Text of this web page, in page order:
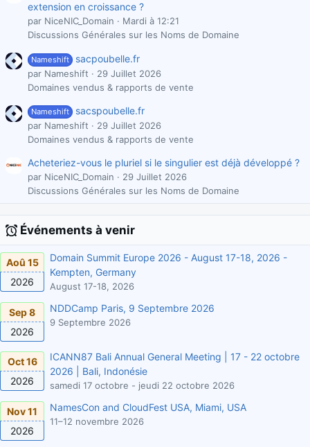
extension en croissance ?
par NiceNIC_Domain
Mardi à 12:21
Discussions Générales sur les Noms de Domaine
Nameshift sacpoubelle.fr
par Nameshift
29 Juillet 2026
Domaines vendus & rapports de vente
Nameshift sacspoubelle.fr
par Nameshift
29 Juillet 2026
Domaines vendus & rapports de vente
Acheteriez-vous le pluriel si le singulier est déjà développé ?
par NiceNIC_Domain
29 Juillet 2026
Discussions Générales sur les Noms de Domaine
Événements à venir
Aoû 15
2026
Domain Summit Europe 2026 - August 17-18, 2026 -
Kempten, Germany
August 17-18, 2026
Sep 8
2026
NDDCamp Paris, 9 Septembre 2026
9 Septembre 2026
Oct 16
2026
ICANN87 Bali Annual General Meeting | 17 - 22 octobre
2026 | Bali, Indonésie
samedi 17 octobre - jeudi 22 octobre 2026
Nov 11
2026
NamesCon and CloudFest USA, Miami, USA
11–12 novembre 2026